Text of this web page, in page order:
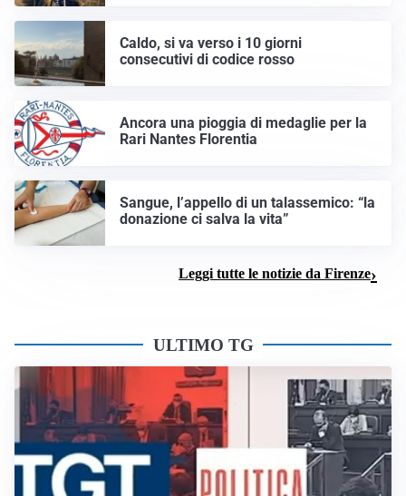
Caldo, si va verso i 10 giorni
consecutivi di codice rosso
Ancora una pioggia di medaglie per la
Rari Nantes Florentia
Sangue, l’appello di un talassemico: “la
donazione ci salva la vita”
Leggi tutte le notizie da Firenze
ULTIMO TG